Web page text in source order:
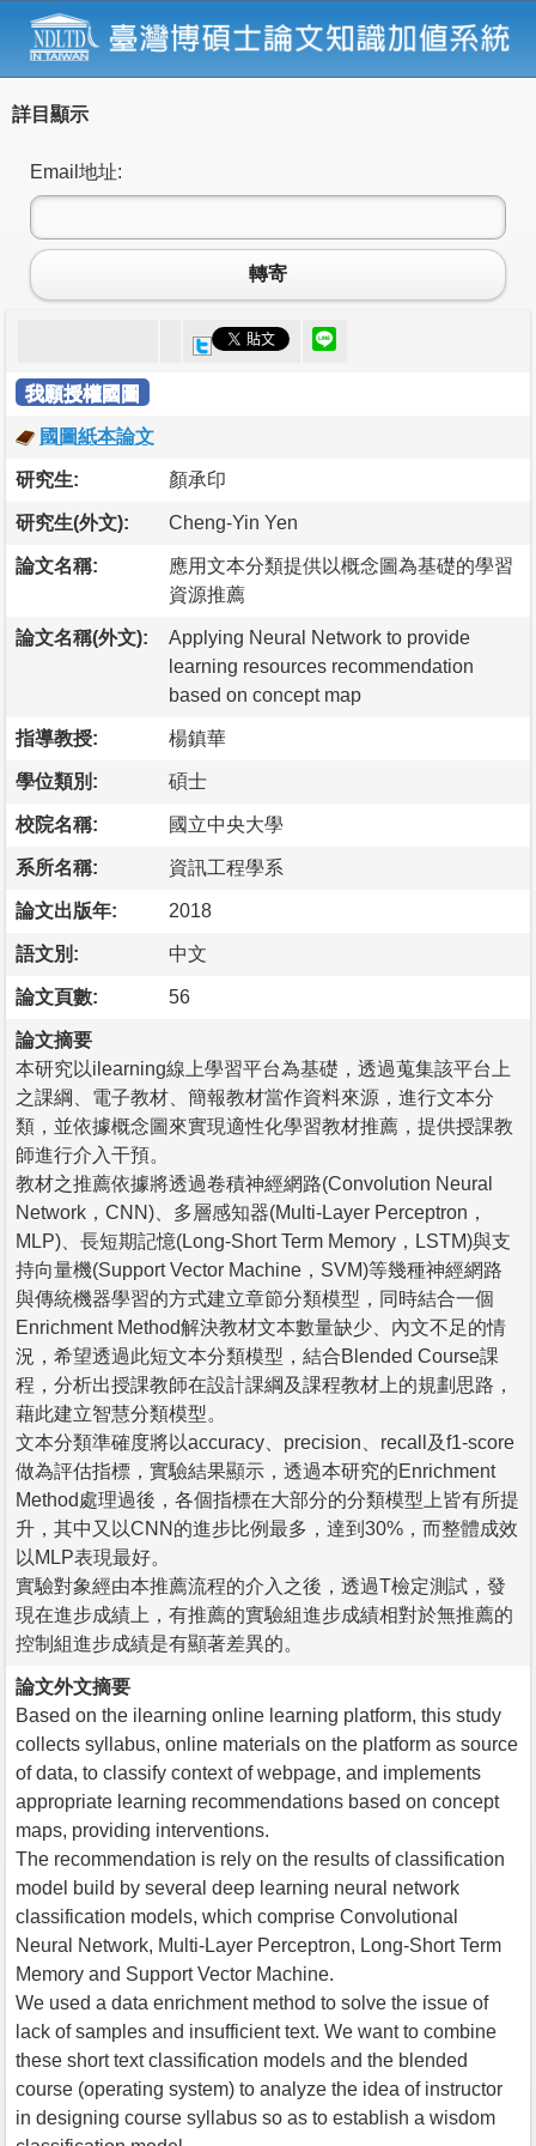
詳目顯示
Email地址:
轉寄
我願授權國圖
國圖紙本論文
研究生: 顏承印
研究生(外文): Cheng-Yin Yen
論文名稱:
應用文本分類提供以概念圖為基礎的學習
資源推薦
論文名稱(外文):
Applying Neural Network to provide
learning resources recommendation
based on concept map
指導教授: 楊鎮華
學位類別: 碩士
校院名稱: 國立中央大學
系所名稱: 資訊工程學系
論文出版年: 2018
語文別: 中文
論文頁數: 56
論文摘要
本研究以ilearning線上學習平台為基礎，透過蒐集該平台上
之課綱、電子教材、簡報教材當作資料來源，進行文本分
類，並依據概念圖來實現適性化學習教材推薦，提供授課教
師進行介入干預。
教材之推薦依據將透過卷積神經網路(Convolution Neural
Network，CNN)、多層感知器(Multi-Layer Perceptron，
MLP)、長短期記憶(Long-Short Term Memory，LSTM)與支
持向量機(Support Vector Machine，SVM)等幾種神經網路
與傳統機器學習的方式建立章節分類模型，同時結合一個
Enrichment Method解決教材文本數量缺少、內文不足的情
況，希望透過此短文本分類模型，結合Blended Course課
程，分析出授課教師在設計課綱及課程教材上的規劃思路，
藉此建立智慧分類模型。
文本分類準確度將以accuracy、precision、recall及f1-score
做為評估指標，實驗結果顯示，透過本研究的Enrichment
Method處理過後，各個指標在大部分的分類模型上皆有所提
升，其中又以CNN的進步比例最多，達到30%，而整體成效
以MLP表現最好。
實驗對象經由本推薦流程的介入之後，透過T檢定測試，發
現在進步成績上，有推薦的實驗組進步成績相對於無推薦的
控制組進步成績是有顯著差異的。
論文外文摘要
Based on the ilearning online learning platform, this study
collects syllabus, online materials on the platform as source
of data, to classify context of webpage, and implements
appropriate learning recommendations based on concept
maps, providing interventions.
The recommendation is rely on the results of classification
model build by several deep learning neural network
classification models, which comprise Convolutional
Neural Network, Multi-Layer Perceptron, Long-Short Term
Memory and Support Vector Machine.
We used a data enrichment method to solve the issue of
lack of samples and insufficient text. We want to combine
these short text classification models and the blended
course (operating system) to analyze the idea of instructor
in designing course syllabus so as to establish a wisdom